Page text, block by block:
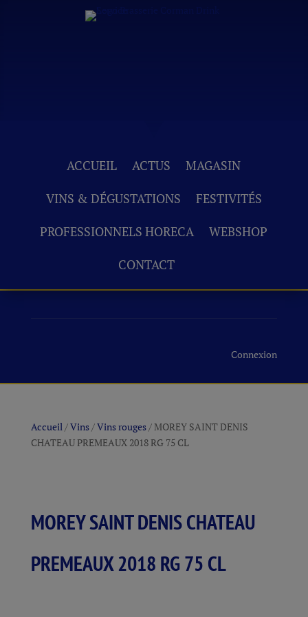
ACCUEIL ACTUS
MAGASIN
VINS & DÉGUSTATIONS
FESTIVITÉS
PROFESSIONNELS HORECA
WEBSHOP
CONTACT
Connexion
Accueil/Vins/Vins rouges/ MOREY SAINT DENIS
CHATEAU PREMEAUX 2018 RG 75 CL
MOREY SAINT DENIS CHATEAU
PREMEAUX 2018 RG 75 CL